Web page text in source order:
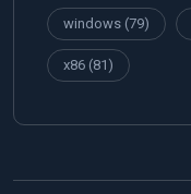
windows (79)
x86 (81)